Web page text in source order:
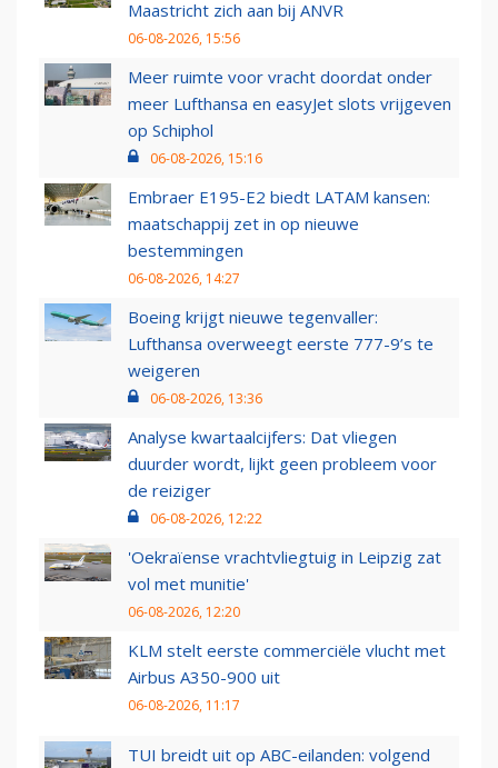
Maastricht zich aan bij ANVR
06-08-2026, 15:56
Meer ruimte voor vracht doordat onder
meer Lufthansa en easyJet slots vrijgeven
op Schiphol
06-08-2026, 15:16
Embraer E195-E2 biedt LATAM kansen:
maatschappij zet in op nieuwe
bestemmingen
06-08-2026, 14:27
Boeing krijgt nieuwe tegenvaller:
Lufthansa overweegt eerste 777-9’s te
weigeren
06-08-2026, 13:36
Analyse kwartaalcijfers: Dat vliegen
duurder wordt, lijkt geen probleem voor
de reiziger
06-08-2026, 12:22
'Oekraïense vrachtvliegtuig in Leipzig zat
vol met munitie'
06-08-2026, 12:20
KLM stelt eerste commerciële vlucht met
Airbus A350-900 uit
06-08-2026, 11:17
TUI breidt uit op ABC-eilanden: volgend